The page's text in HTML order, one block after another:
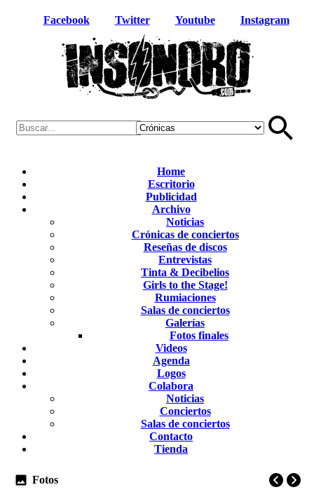
Facebook Twitter Youtube Instagram
Home
Escritorio
Publicidad
Archivo
Noticias
Crónicas de conciertos
Reseñas de discos
Entrevistas
Tinta & Decibelios
Girls to the Stage!
Rumiaciones
Salas de conciertos
Galerías
Fotos finales
Videos
Agenda
Logos
Colabora
Noticias
Conciertos
Salas de conciertos
Contacto
Tienda
Fotos